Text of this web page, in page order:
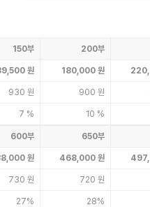
150부
원
930 원
7 %
200부
180,000 원
900 원
10 %
600부
원
730 원
27%
650부
468,000 원
720 원
28%